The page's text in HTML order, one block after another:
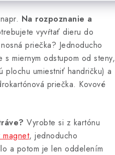
Na rozpoznanie a
vyvŕtať dieru do
priečka? Jednoducho
miernym odstupom od steny,
umiestniť handričku) a
priečka. Kovové
Vyrobte si z kartónu
magnet, jednoducho
a potom je len oddelením